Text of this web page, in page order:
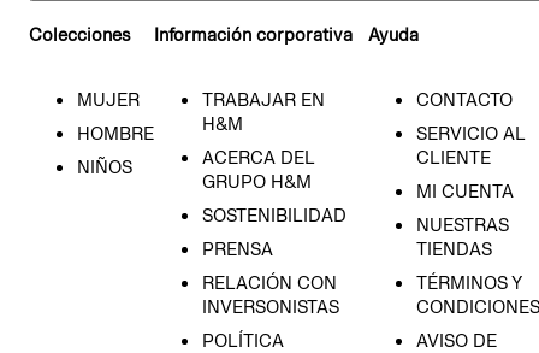
Colecciones
MUJER
HOMBRE
NIÑOS
Información corporativa
TRABAJAR EN
H&M
ACERCA DEL
GRUPO H&M
SOSTENIBILIDAD
PRENSA
RELACIÓN CON
INVERSONISTAS
POLÍTICA
Ayuda
CONTACTO
SERVICIO AL
CLIENTE
MI CUENTA
NUESTRAS
TIENDAS
TÉRMINOS Y
CONDICIONES
AVISO DE